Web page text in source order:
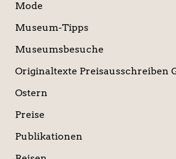
Mode
Museum-Tipps
Museumsbesuche
Originaltexte Preisausschreiben
Ostern
Preise
Publikationen